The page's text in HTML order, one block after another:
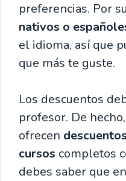
preferencias. Por
nativos o
el idioma, así que
que más te guste.
Los descuentos
profesor. De
ofrecen
cursos completos
debes saber que